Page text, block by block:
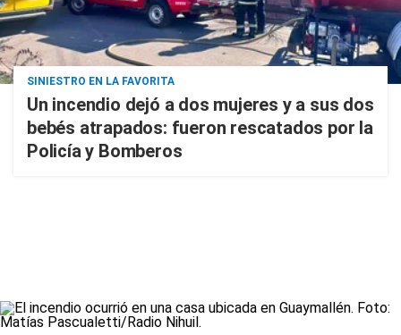
SINIESTRO EN LA FAVORITA
Un incendio dejó a dos mujeres y a sus dos
bebés atrapados: fueron rescatados por la
Policía y Bomberos